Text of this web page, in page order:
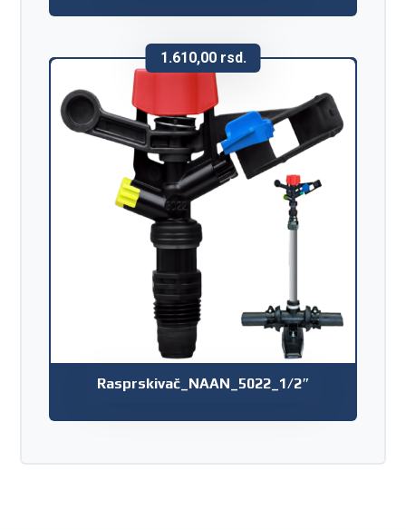
Rasprskivač_NAAN_5022_1/2″
1.610,00 rsd.